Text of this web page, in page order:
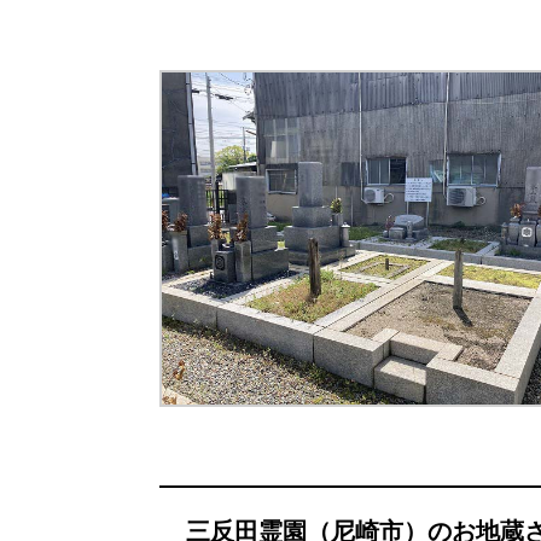
三反田霊園（尼崎市）のお地蔵